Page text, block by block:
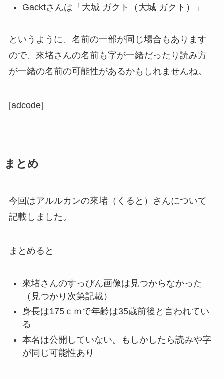
Gacktさんは「大城 ガクト（大城 ガクト）」
というように、名前の一部が同じ場合もあります
ので、來堵さんの名前も字が一緒だったり読み方
が一緒の名前の可能性があるかもしれませんね。
[adcode]
まとめ
今回はアルルカンの來堵（くると）さんについて
記載しました。
まとめると
來堵さんのすっぴん画像は見つからなかった
（見つかり次第記載）
身長は175ｃｍで年齢は35歳前後と言われてい
る
本名は公開していない。もしかしたら読みや字
が同じ可能性あり